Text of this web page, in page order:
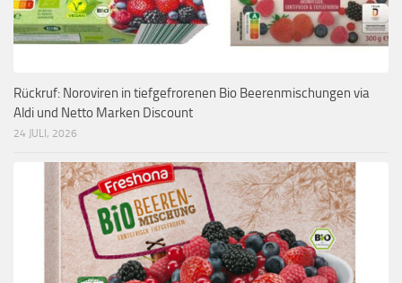
Rückruf: Noroviren in tiefgefrorenen Bio Beerenmischungen via
Aldi und Netto Marken Discount
24 JULI, 2026